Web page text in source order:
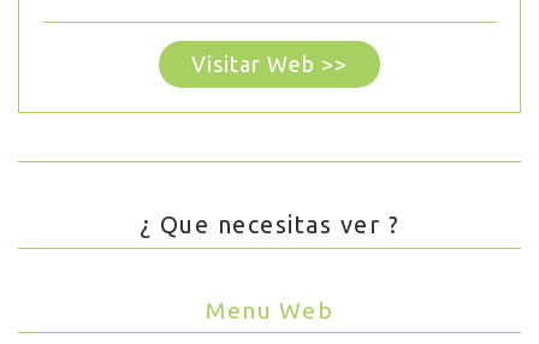
Visitar Web >>
¿ Que necesitas ver ?
Menu Web